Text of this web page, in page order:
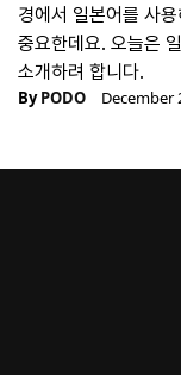
경에서 일본어를 사
중요한데요. 오늘은
소개하려 합니다.
ByPODO December